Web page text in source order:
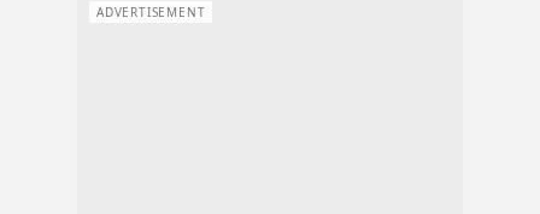
ADVERTISEMENT